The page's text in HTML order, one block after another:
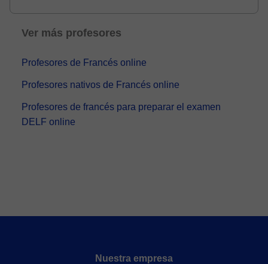
Ver más profesores
Profesores de Francés online
Profesores nativos de Francés online
Profesores de francés para preparar el examen
DELF online
Nuestra empresa